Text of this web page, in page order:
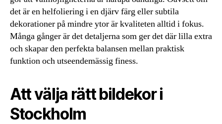
det är en helfoliering i en djärv färg eller subtila
dekorationer på mindre ytor är kvaliteten alltid i fokus.
Många gånger är det detaljerna som ger det där lilla extra
och skapar den perfekta balansen mellan praktisk
funktion och utseendemässig finess.
Att välja rätt bildekor i
Stockholm